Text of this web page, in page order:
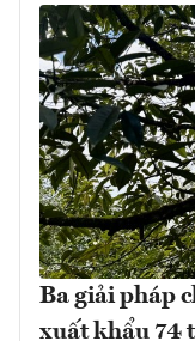
Ba giải pháp
xuất khẩu 74